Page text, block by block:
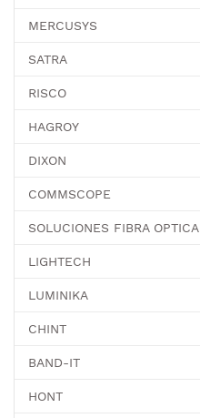
MERCUSYS
SATRA
RISCO
HAGROY
DIXON
COMMSCOPE
SOLUCIONES FIBRA OPTICA
LIGHTECH
LUMINIKA
CHINT
BAND-IT
HONT